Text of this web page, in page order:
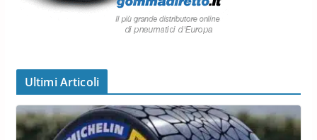
Ultimi Articoli